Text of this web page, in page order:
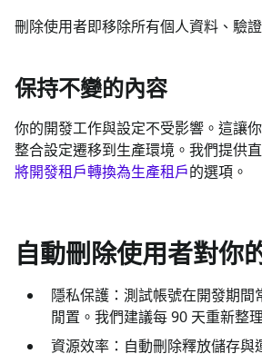
刪除使用者即移除所有個人資料、驗
保持不變的內容
你的開發工作與設定不受影響。這讓
整合設定遷移到生產環境。我們提供
將開發租戶轉換為生產租戶的選項。
自動刪除使用者對你
隱私保護：測試帳號在開發期間
閒置。我們建議每 90 天重新整
資源效率：自動刪除釋放儲存與